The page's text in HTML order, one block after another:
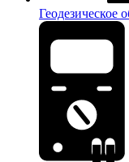
Геодезическое